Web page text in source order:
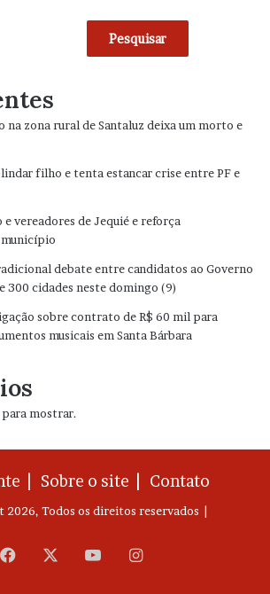
Pesquisar
na zona rural de Santaluz deixa um morto e
filho e tenta estancar crise entre PF e
vereadores de Jequié e reforça
debate entre candidatos ao Governo
300 cidades neste domingo (9)
sobre contrato de R$ 60 mil para
musicais em Santa Bárbara
mostrar.
| Sobre o site | Contato
Todos os direitos reservados |
Facebook YouTubeInstagram